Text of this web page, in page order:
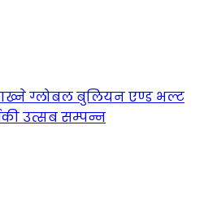
ग्लोबल बुलियन एण्ड भल्ट
उत्सब सम्पन्न